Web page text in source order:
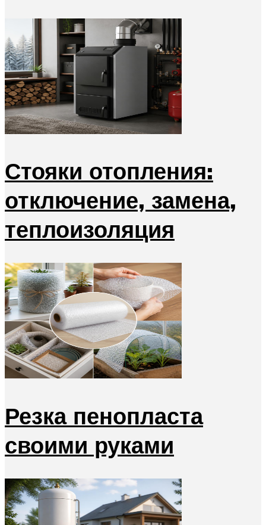
Стояки отопления:
отключение, замена,
теплоизоляция
Резка пенопласта
своими руками